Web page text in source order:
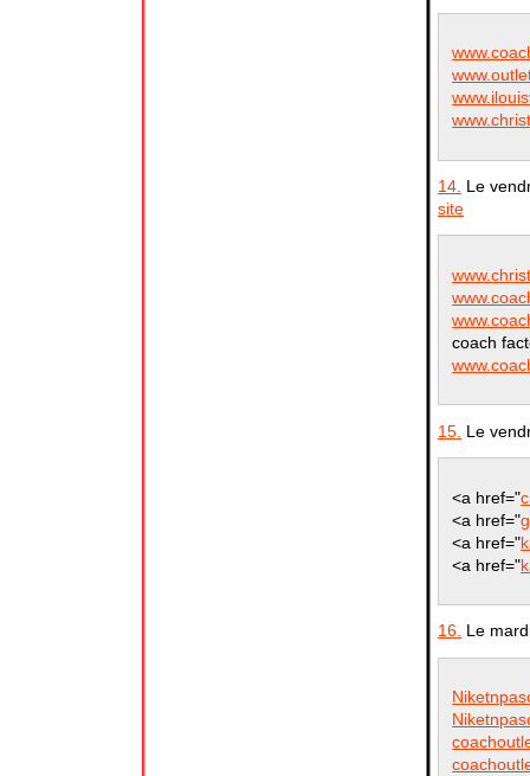
14. Le
site
coach
15. Le
<a href="
<a href="
<a href="
<a href="
16. Le